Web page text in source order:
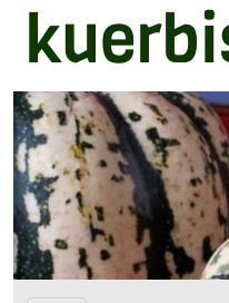
Zum Hauptinhalt springen